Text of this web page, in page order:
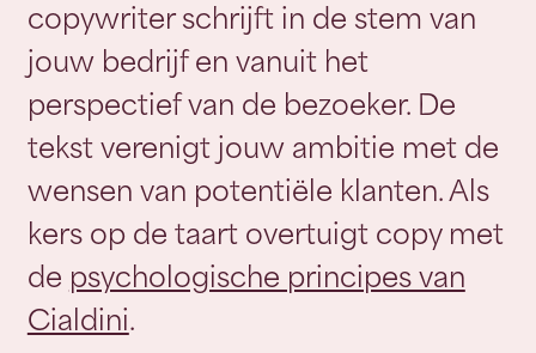
copywriter schrijft in de stem van
jouw bedrijf en vanuit het
perspectief van de bezoeker. De
tekst verenigt jouw ambitie met de
wensen van potentiële klanten. Als
kers op de taart overtuigt copy met
de psychologische principes van
Cialdini.